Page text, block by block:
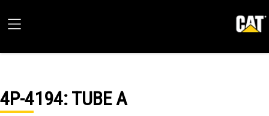
4P-4194: TUBE A